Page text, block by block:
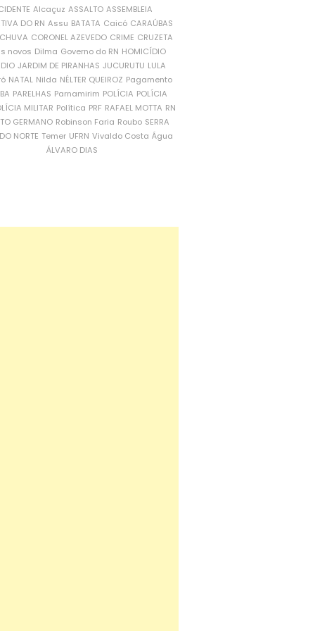
Alcaçuz ASSALTO ASSEMBLEIA
DO RN Assu BATATA Caicó CARAÚBAS
CORONEL AZEVEDO CRIME CRUZETA
novos Dilma Governo do RN HOMICÍDIO
JARDIM DE PIRANHAS JUCURUTU LULA
NATAL Nilda NÉLTER QUEIROZ Pagamento
PARELHAS Parnamirim POLÍCIA POLÍCIA
MILITAR Política PRF RAFAEL MOTTA RN
GERMANO Robinson Faria Roubo SERRA
NORTE Temer UFRN Vivaldo Costa Água
ÁLVARO DIAS